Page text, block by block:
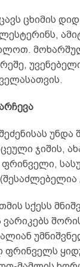
ცხიმის
უნდა
ჯიშის,
ფრინველი,
სქესს
ვარიკებს
ფრინველს